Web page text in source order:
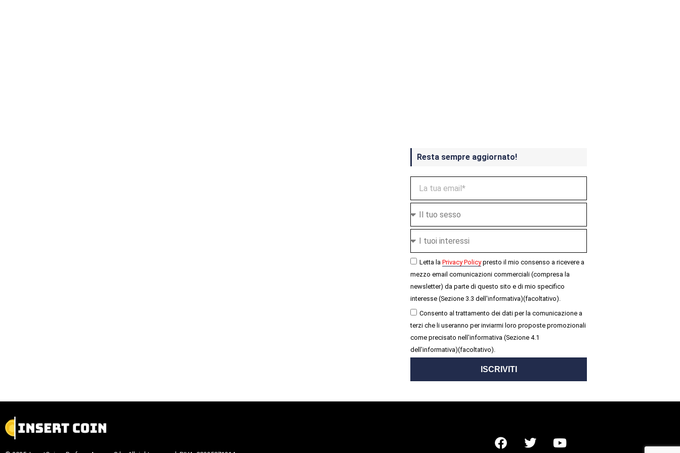
Resta sempre aggiornato!
Letta la Privacy Policypresto il mio consenso a ricevere a
mezzo email comunicazioni commerciali (compresa la
newsletter) da parte di questo sito e di mio specifico
interesse (Sezione 3.3 dell'informativa)(facoltativo).
Consento al trattamento dei dati per la comunicazione a
terzi che li useranno per inviarmi loro proposte promozionali
come precisato nell'informativa (Sezione 4.1
dell'informativa)(facoltativo).
ISCRIVITI